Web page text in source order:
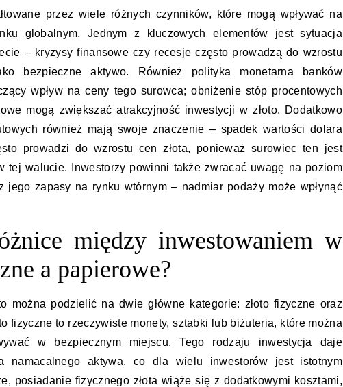
przez wiele różnych czynników, które mogą wpływać na
globalnym. Jednym z kluczowych elementów jest sytuacja
– kryzysy finansowe czy recesje często prowadzą do wzrostu
bezpieczne aktywo. Również polityka monetarna banków
wpływ na ceny tego surowca; obniżenie stóp procentowych
mogą zwiększać atrakcyjność inwestycji w złoto. Dodatkowo
również mają swoje znaczenie – spadek wartości dolara
prowadzi do wzrostu cen złota, ponieważ surowiec ten jest
tej walucie. Inwestorzy powinni także zwracać uwagę na poziom
jego zapasy na rynku wtórnym – nadmiar podaży może wpłynąć
między inwestowaniem w
a papierowe?
można podzielić na dwie główne kategorie: złoto fizyczne oraz
fizyczne to rzeczywiste monety, sztabki lub biżuteria, które można
w bezpiecznym miejscu. Tego rodzaju inwestycja daje
namacalnego aktywa, co dla wielu inwestorów jest istotnym
posiadanie fizycznego złota wiąże się z dodatkowymi kosztami,